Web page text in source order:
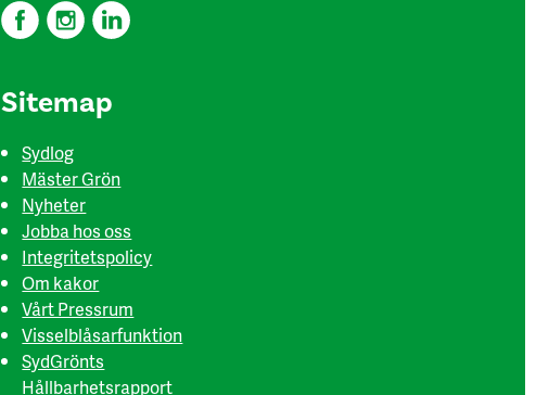
Sitemap
Sydlog
Mäster Grön
Nyheter
Jobba hos oss
Integritetspolicy
Om kakor
Vårt Pressrum
Visselblåsarfunktion
SydGrönts
Hållbarhetsrapport